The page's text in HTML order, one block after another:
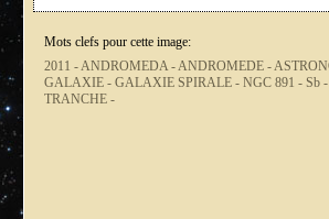
Mots clefs pour cette image:
2011 -ANDROMEDA -ANDROMEDE -
GALAXIE - GALAXIE SPIRALE - NGC 891 - Sb -
TRANCHE -